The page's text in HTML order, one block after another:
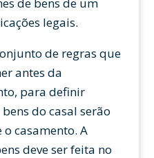
legais.
de regras que
antes da
para definir
do casal serão
casamento. A
deve ser feita no